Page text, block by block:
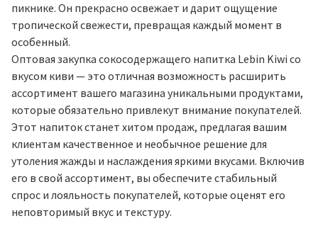
пикнике. Он прекрасно освежает и дарит ощущение
тропической свежести, превращая каждый момент в
особенный.
Оптовая закупка сокосодержащего напитка Lebin Kiwi со
вкусом киви — это отличная возможность расширить
ассортимент вашего магазина уникальными продуктами,
которые обязательно привлекут внимание покупателей.
Этот напиток станет хитом продаж, предлагая вашим
клиентам качественное и необычное решение для
утоления жажды и наслаждения яркими вкусами. Включив
его в свой ассортимент, вы обеспечите стабильный
спрос и лояльность покупателей, которые оценят его
неповторимый вкус и текстуру.